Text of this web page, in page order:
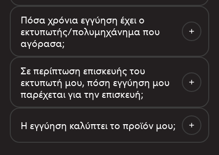
Πόσα χρόνια εγγύηση έχει ο
εκτυπωτής/πολυμηχάνημα που
αγόρασα;
Σε περίπτωση επισκευής του
εκτυπωτή μου, πόση εγγύηση μου
παρέχεται για την επισκευή;
Η εγγύηση καλύπτει το προϊόν μου;